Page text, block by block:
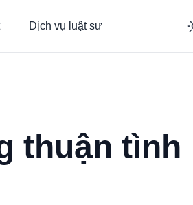
Dịch vụ luật sư
thuận tình